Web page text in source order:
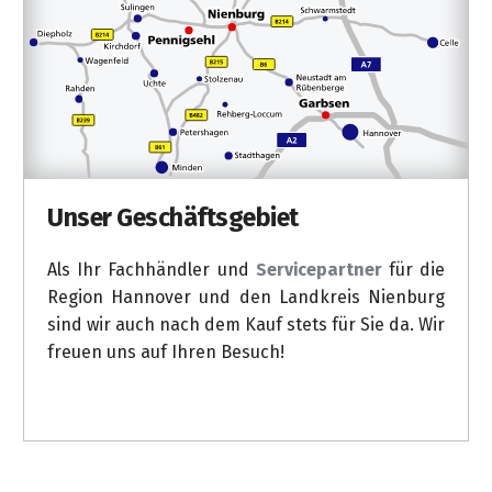
Unser Geschäftsgebiet
Als Ihr Fachhändler und Servicepartnerfür die
Region Hannover und den Landkreis Nienburg
sind wir auch nach dem Kauf stets für Sie da. Wir
freuen uns auf Ihren Besuch!